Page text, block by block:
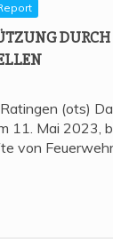
DURCH
(ots)
11. Mai 2023,
von